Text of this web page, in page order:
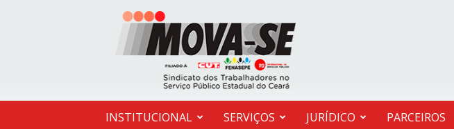
MOVA-
SE
INSTITUCIONAL SERVIÇOS JURÍDICO PARCEIROS